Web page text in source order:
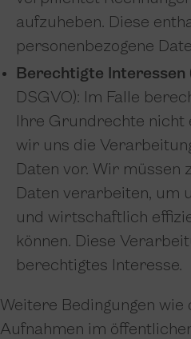
aufzuheben. Diese
personenbezogene
Berechtigte Interessen
DSGVO): Im Falle
Ihre Grundrechte nicht
wir uns die
Daten vor. Wir müssen
Daten verarbeiten, um
und wirtschaftlich
können. Diese
berechtigtes Interesse.
Weitere Bedingungen wie
Aufnahmen im